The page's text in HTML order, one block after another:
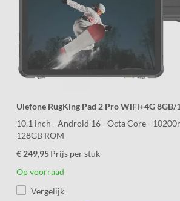
Ulefone RugKing Pad 2 Pro WiFi+4G 8GB/
10,1 inch - Android 16 - Octa Core -
128GB ROM
€ 249,95Prijs per stuk
Op voorraad
Vergelijk